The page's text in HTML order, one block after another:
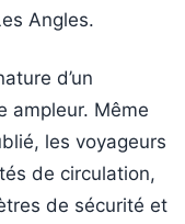
Angles.
d’un
ampleur. Même
les voyageurs
de circulation,
de sécurité et